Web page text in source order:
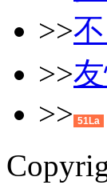
>>
>>
>> 51La